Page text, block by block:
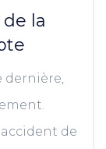
la
dernière,
de